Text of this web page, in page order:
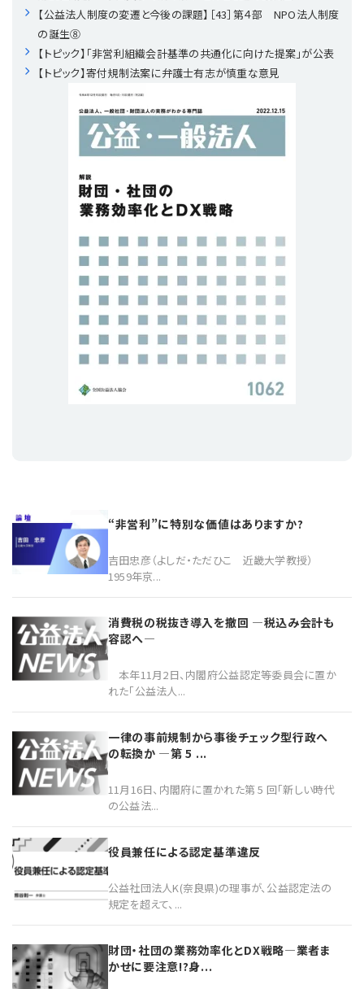
【連載】公益法人会計検定試験一問一答
【連載】公益法人のための「新公益信託」活用戦略
【連載】事務局だよりPLUS
【連載】テーマで紐解く逆引きガイドライン
【連載】悩みと向き合う経営学
【連載】非営利法人AtoZei
【連載】労務管理の歩き方
【連載】AI活用のすすめ
【連載】IT実務一問一答
【公益法人制度の変遷と今後の課題】［43］第４部 NPO法人制度
の誕生⑧
【トピック】「非営利組織会計基準の共通化に向けた提案」が公表
【トピック】寄付規制法案に弁護士有志が慎重な意見
“非営利”に特別な価値はありますか?
吉田忠彦（よしだ・ただひこ 近畿大学教授）
1959年京...
消費税の税抜き導入を撤回 ―税込み会計も
容認へ―
本年11月2日、内閣府公益認定等委員会に置か
れた「公益法人...
一律の事前規制から事後チェック型行政へ
の転換か ―第 5 ...
11月16日、内閣府に置かれた第 5 回「新しい時代
の公益法...
役員兼任による認定基準違反
公益社団法人K(奈良県)の理事が、公益認定法の
規定を超えて、...
財団・社団の業務効率化とDX戦略―業者ま
かせに要注意!?身...